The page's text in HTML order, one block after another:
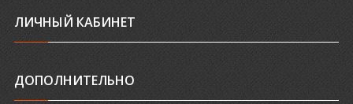
ЛИЧНЫЙ КАБИНЕТ
ДОПОЛНИТЕЛЬНО